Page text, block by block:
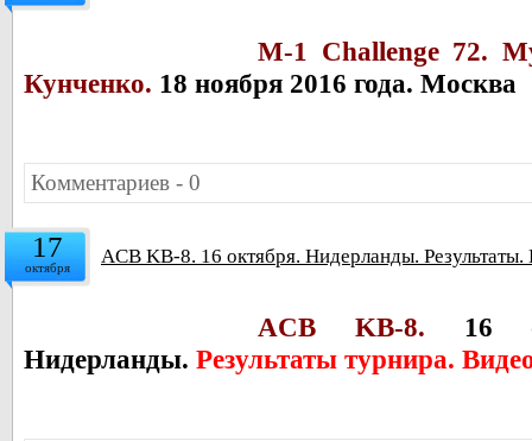
M-1 Challenge 72.
Кунченко. 18 ноября 2016 года. Москва
Комментариев - 0
17
октября ACB KB-8. 16 октября. Нидерланды. Результаты.
ACB KB-8. 16
Нидерланды. Результаты турнира.